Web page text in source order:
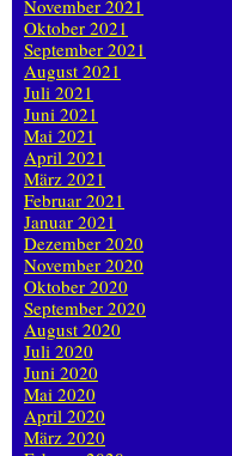
November 2021
Oktober 2021
September 2021
August 2021
Juli 2021
Juni 2021
Mai 2021
April 2021
März 2021
Februar 2021
Januar 2021
Dezember 2020
November 2020
Oktober 2020
September 2020
August 2020
Juli 2020
Juni 2020
Mai 2020
April 2020
März 2020